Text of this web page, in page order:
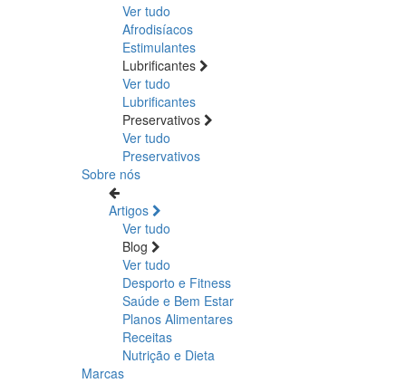
Ver tudo
Afrodisíacos
Estimulantes
Lubrificantes
Ver tudo
Lubrificantes
Preservativos
Ver tudo
Preservativos
Sobre nós
Artigos
Ver tudo
Blog
Ver tudo
Desporto e Fitness
Saúde e Bem Estar
Planos Alimentares
Receitas
Nutrição e Dieta
Marcas